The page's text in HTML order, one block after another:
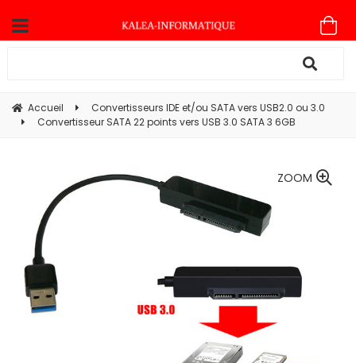
Accueil
Convertisseurs IDE et/ou SATA vers USB2.0 ou 3.0
Convertisseur SATA 22 points vers USB 3.0 SATA 3 6GB
ZOOM